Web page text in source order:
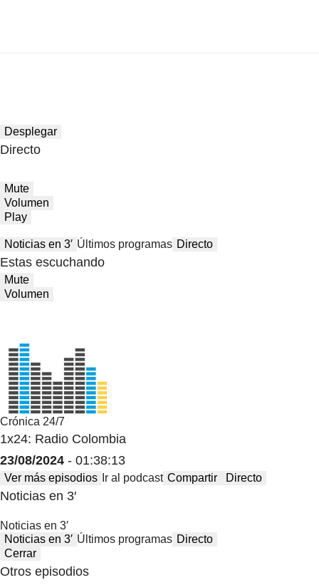
Desplegar
Directo
Mute
Volumen
Play
Noticias en 3′ Últimos programas Directo
Estas escuchando
Mute
Volumen
Crónica 24/7
1x24: Radio Colombia
23/08/2024 - 01:38:13
Ver más episodios Ir al podcast Compartir Directo
Noticias en 3′
Noticias en 3′
Noticias en 3′ Últimos programas Directo
Cerrar
Otros episodios